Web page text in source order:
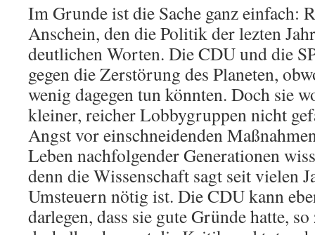
Im Grunde ist die Sache ganz einfach:
Anschein, den die Politik der lezten
deutlichen Worten. Die CDU und die
gegen die Zerstörung des Planeten,
wenig dagegen tun könnten. Doch sie
kleiner, reicher Lobbygruppen nicht
Angst vor einschneidenden
Leben nachfolgender Generationen
denn die Wissenschaft sagt seit vielen
Umsteuern nötig ist. Die CDU kann
darlegen, dass sie gute Gründe hatte,